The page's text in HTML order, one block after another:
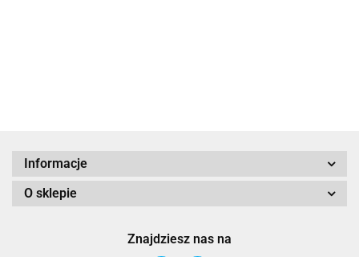
Informacje
O sklepie
Znajdziesz nas na